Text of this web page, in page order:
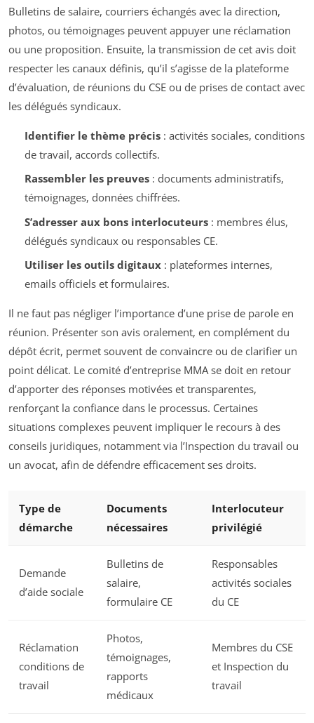
Bulletins de salaire, courriers échangés avec la direction,
photos, ou témoignages peuvent appuyer une réclamation
ou une proposition. Ensuite, la transmission de cet avis doit
respecter les canaux définis, qu’il s’agisse de la plateforme
d’évaluation, de réunions du CSE ou de prises de contact avec
les délégués syndicaux.
Identifier le thème précis: activités sociales, conditions
de travail, accords collectifs.
Rassembler les preuves: documents administratifs,
témoignages, données chiffrées.
S’adresser aux bons interlocuteurs: membres élus,
délégués syndicaux ou responsables CE.
Utiliser les outils digitaux: plateformes internes,
emails officiels et formulaires.
Il ne faut pas négliger l’importance d’une prise de parole en
réunion. Présenter son avis oralement, en complément du
dépôt écrit, permet souvent de convaincre ou de clarifier un
point délicat. Le comité d’entreprise MMA se doit en retour
d’apporter des réponses motivées et transparentes,
renforçant la confiance dans le processus. Certaines
situations complexes peuvent impliquer le recours à des
conseils juridiques, notamment via l’Inspection du travail ou
un avocat, afin de défendre efficacement ses droits.
Type de
démarche
Documents
nécessaires
Interlocuteur
privilégié
Demande
d’aide sociale
Bulletins de
salaire,
formulaire CE
Responsables
activités sociales
du CE
Réclamation
conditions de
travail
Photos,
témoignages,
rapports
médicaux
Membres du CSE
et Inspection du
travail